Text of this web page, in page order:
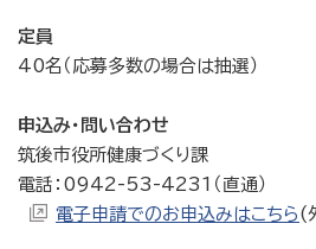
定員
40名（応募多数の場合は抽選）
申込み・問い合わせ
筑後市役所健康づくり課
電話：0942-53-4231（直通）
電子申請でのお申込みはこちら (